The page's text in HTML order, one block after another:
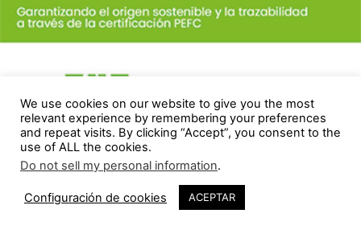
We use cookies on our website to give you the most
relevant experience by remembering your preferences
and repeat visits. By clicking “Accept”, you consent to the
use of ALL the cookies.
Do not sell my personal information.
Configuración de cookies ACEPTAR